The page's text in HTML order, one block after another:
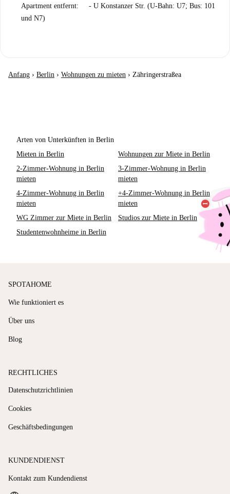
Apartment entfernt: - U Konstanzer Str. (U-Bahn: U7; Bus: 101
und N7)
Anfang › Berlin › Wohnungen zu mieten › Zähringerstraßea
Arten von Unterkünften in Berlin
Mieten in Berlin
Wohnungen zur Miete in Berlin
2-Zimmer-Wohnung in Berlin
mieten
3-Zimmer-Wohnung in Berlin
mieten
4-Zimmer-Wohnung in Berlin
mieten
+4-Zimmer-Wohnung in Berlin
mieten
WG Zimmer zur Miete in Berlin
Studios zur Miete in Berlin
Studentenwohnheime in Berlin
SPOTAHOME
Wie funktioniert es
Über uns
Blog
RECHTLICHES
Datenschutzrichtlinien
Cookies
Geschäftsbedingungen
KUNDENDIENST
Kontakt zum Kundendienst